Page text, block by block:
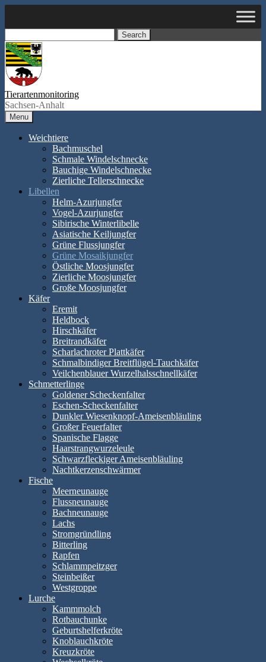
content
Tierartenmonitoring
Sachsen-Anhalt
Menu
Weichtiere
Bachmuschel
Schmale Windelschnecke
Bauchige Windelschnecke
Zierliche Tellerschnecke
Libellen
Helm-Azurjungfer
Vogel-Azurjungfer
Sibirische Winterlibelle
Asiatische Keiljungfer
Grüne Flussjungfer
Grüne Mosaikjungfer
Östliche Moosjungfer
Zierliche Moosjungfer
Große Moosjungfer
Käfer
Eremit
Heldbock
Hirschkäfer
Breitrandkäfer
Scharlachroter Plattkäfer
Schmalbindiger Breitflügel-Tauchkäfer
Veilchenblauer Wurzelhalsschnellkäfer
Schmetterlinge
Goldener Scheckenfalter
Eschen-Scheckenfalter
Dunkler Wiesenknopf-Ameisenbläuling
Großer Feuerfalter
Spanische Flagge
Haarstrangwurzeleule
Schwarzfleckiger Ameisenbläuling
Nachtkerzenschwärmer
Fische
Meerneunauge
Flussneunauge
Bachneunauge
Lachs
Stromgründling
Bitterling
Rapfen
Schlammpeitzger
Steinbeißer
Westgroppe
Lurche
Kammmolch
Rotbauchunke
Geburtshelferkröte
Knoblauchkröte
Kreuzkröte